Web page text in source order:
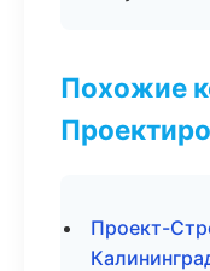
Похожие
Проект-